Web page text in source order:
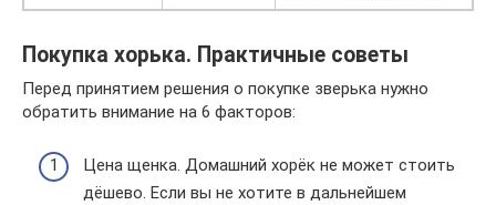
Покупка хорька. Практичные советы
Перед принятием решения о покупке зверька нужно
обратить внимание на 6 факторов:
Цена щенка. Домашний хорёк не может стоить
дёшево. Если вы не хотите в дальнейшем